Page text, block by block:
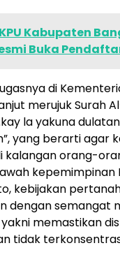
KPU Kabupaten
Buka
di
merujuk Surah
la yakuna
yang berarti agar
kalangan orang-
kepemimpinan
kebijakan
dengan semangat
memastikan
tidak